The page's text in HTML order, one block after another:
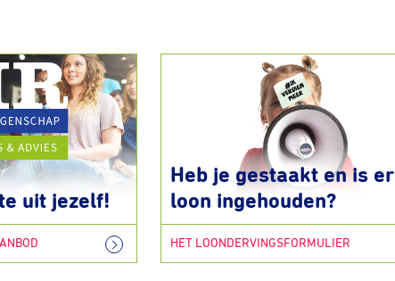
uit jezelf!
Heb je gestaakt en is er
loon ingehouden?
HET LOONDERVINGSFORMULIER